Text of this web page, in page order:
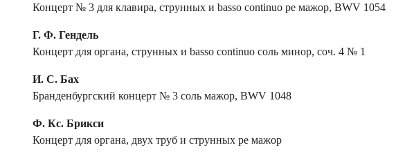
Концерт № 3 для клавира, струнных и basso continuo pе мажор, BWV 1054
Г. Ф. Гендель
Концерт для органа, струнных и basso continuo соль минор, соч. 4 № 1
И. С. Бах
Бранденбургский концерт № 3 cоль мажор, BWV 1048
Ф. Кс. Брикси
Концерт для органа, двух труб и струнных ре мажор